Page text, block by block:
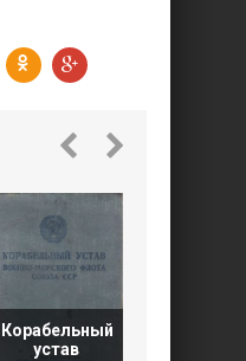
Корабельный
устав